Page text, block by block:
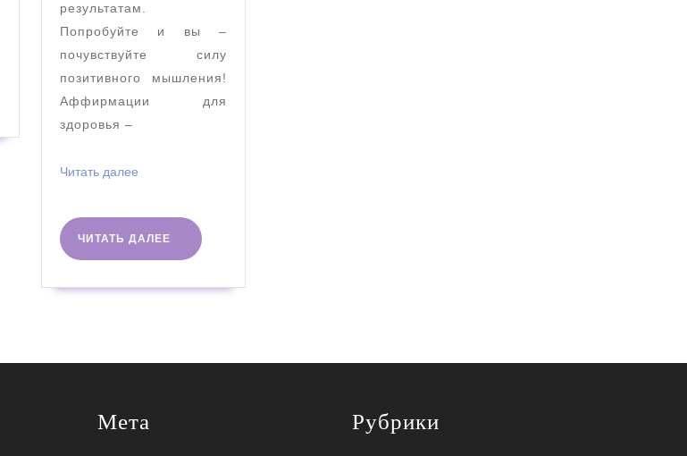
результатам.
Попробуйте и вы –
почувствуйте силу
позитивного мышления!
Аффирмации для
здоровья –
Читать далееЧитать
ЧИТАТЬ ДАЛЕЕ
ЧИТАТЬ
ДАЛЕЕ
Мета Рубрики